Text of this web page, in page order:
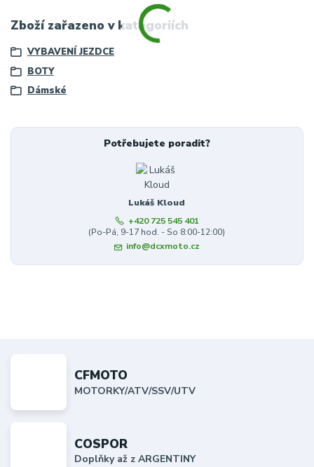
Zboží zařazeno v kategoriích
VYBAVENÍ JEZDCE
BOTY
Dámské
Potřebujete poradit?
Lukáš Kloud
+420 725 545 401
(Po-Pá, 9-17 hod. - So 8:00-12:00)
info@dcxmoto.cz
CFMOTO
MOTORKY/ATV/SSV/UTV
COSPOR
Doplňky až z ARGENTINY